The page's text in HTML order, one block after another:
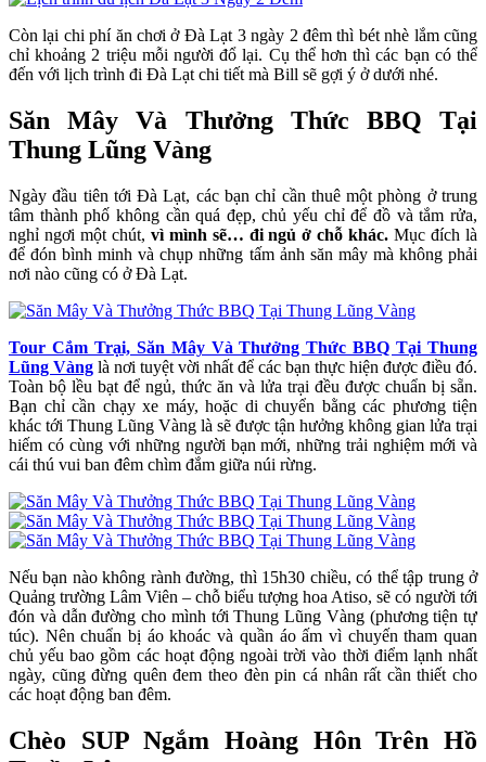
Còn lại chi phí ăn chơi ở Đà Lạt 3 ngày 2 đêm thì bét nhè lắm cũng
chỉ khoảng 2 triệu mỗi người đổ lại. Cụ thể hơn thì các bạn có thể
đến với lịch trình đi Đà Lạt chi tiết mà Bill sẽ gợi ý ở dưới nhé.
Săn Mây Và Thưởng Thức BBQ Tại
Thung Lũng Vàng
Ngày đầu tiên tới Đà Lạt, các bạn chỉ cần thuê một phòng ở trung
tâm thành phố không cần quá đẹp, chủ yếu chỉ để đồ và tắm rửa,
nghỉ ngơi một chút, vì mình sẽ… đi ngủ ở chỗ khác.Mục đích là
để đón bình minh và chụp những tấm ảnh săn mây mà không phải
nơi nào cũng có ở Đà Lạt.
Tour Cắm Trại, Săn Mây Và Thưởng Thức BBQ Tại Thung
Lũng Vàng là nơi tuyệt vời nhất để các bạn thực hiện được điều đó.
Toàn bộ lều bạt để ngủ, thức ăn và lửa trại đều được chuẩn bị sẵn.
Bạn chỉ cần chạy xe máy, hoặc di chuyển bằng các phương tiện
khác tới Thung Lũng Vàng là sẽ được tận hưởng không gian lửa trại
hiếm có cùng với những người bạn mới, những trải nghiệm mới và
cái thú vui ban đêm chìm đắm giữa núi rừng.
Nếu bạn nào không rành đường, thì 15h30 chiều, có thể tập trung ở
Quảng trường Lâm Viên – chỗ biểu tượng hoa Atiso, sẽ có người tới
đón và dẫn đường cho mình tới Thung Lũng Vàng (phương tiện tự
túc). Nên chuẩn bị áo khoác và quần áo ấm vì chuyến tham quan
chủ yếu bao gồm các hoạt động ngoài trời vào thời điểm lạnh nhất
ngày, cũng đừng quên đem theo đèn pin cá nhân rất cần thiết cho
các hoạt động ban đêm.
Chèo SUP Ngắm Hoàng Hôn Trên Hồ